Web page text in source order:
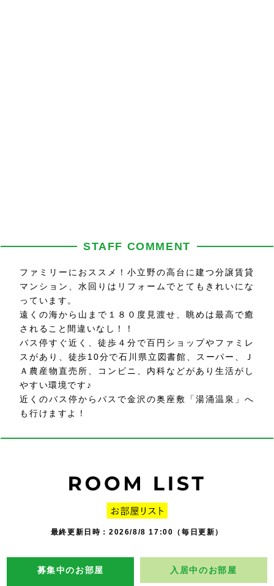
STAFF COMMENT
ファミリーにおススメ！小立野の高台に建つ分譲賃貸
マンション、水回りはリフォームでとてもきれいにな
っています。
遠くの海から山まで１８０度見渡せ、眺めは最高で癒
されること間違いなし！！
バス停すぐ近く、徒歩４分で百円ショップやファミレ
スがあり、徒歩10分で石川県立図書館、スーパー、Ｊ
Ａ農産物直売所、コンビニ、内科などがあり生活がし
やすい環境です♪
近くのバス停からバスで金沢の奥座敷「湯涌温泉」へ
も行けますよ！
最終更新日時：2026/8/8 17:00（毎日更新）
募集中のお部屋 入居中のお部屋